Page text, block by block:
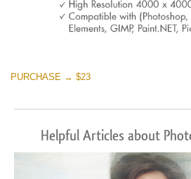
PURCHASE → $23
Helpful Articles about